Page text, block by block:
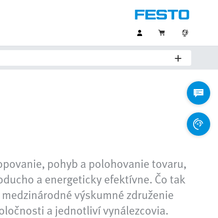
pohyb a polohovanie tovaru,
a energeticky efektívne. Čo tak
výskumné združenie
a jednotliví vynálezcovia.